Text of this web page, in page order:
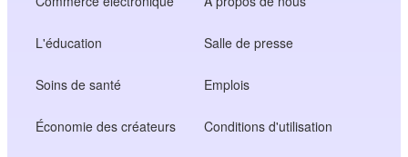
L'éducation
Soins de santé
Économie des créateurs
Salle de presse
Emplois
Conditions d'utilisation